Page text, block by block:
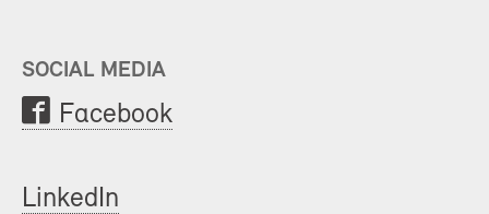
SOCIAL MEDIA
Facebook
LinkedIn